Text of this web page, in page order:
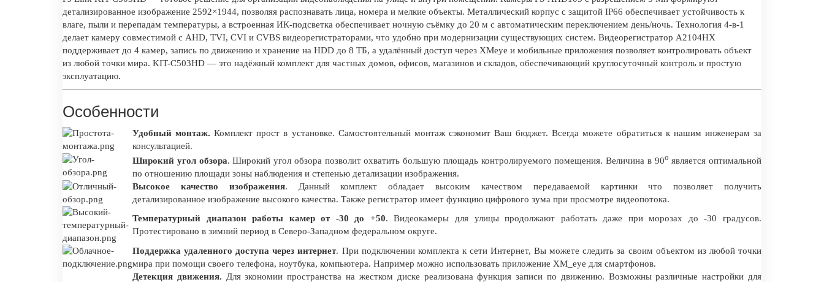
детализированное изображение 2592×1944, позволяя распознавать лица, номера и мелкие объекты. Металлический корпус с защитой IP66 обеспечивает устойчивость к
влаге, пыли и перепадам температуры, а встроенная ИК-подсветка обеспечивает ночную съёмку до 20 м с автоматическим переключением день/ночь. Технология 4-в-1
делает камеру совместимой с AHD, TVI, CVI и CVBS видеорегистраторами, что удобно при модернизации существующих систем. Видеорегистратор A2104HX
поддерживает до 4 камер, запись по движению и хранение на HDD до 8 ТБ, а удалённый доступ через XMeye и мобильные приложения позволяет контролировать объект
из любой точки мира. KIT-C503HD — это надёжный комплект для частных домов, офисов, магазинов и складов, обеспечивающий круглосуточный контроль и простую
эксплуатацию.
Особенности
Удобный монтаж. Комплект прост в установке. Самостоятельный монтаж сэкономит Ваш бюджет. Всегда можете обратиться к нашим инженерам за
консультацией.
Широкий угол обзора. Широкий угол обзора позволит охватить большую площадь контролируемого помещения. Величина в 90о является оптимальной
по отношению площади зоны наблюдения и степенью детализации изображения.
Высокое качество изображения. Данный комплект обладает высоким качеством передаваемой картинки что позволяет получить
детализированное изображение высокого качества. Также регистратор имеет функцию цифрового зума при просмотре видеопотока.
Температурный диапазон работы камер от -30 до +50. Видеокамеры для улицы продолжают работать даже при морозах до -30 градусов.
Протестировано в зимний период в Северо-Западном федеральном округе.
Поддержка удаленного доступа через интернет. При подключении комплекта к сети Интернет, Вы можете следить за своим объектом из любой точки
мира при помощи своего телефона, ноутбука, компьютера. Например можно использовать приложение XM_eye для смартфонов.
Детекция движения. Для экономии пространства на жестком диске реализована функция записи по движению. Возможны различные настройки для